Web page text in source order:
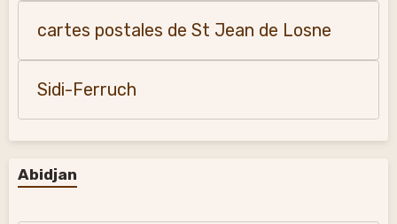
cartes postales de St Jean de Losne
Sidi-Ferruch
Abidjan